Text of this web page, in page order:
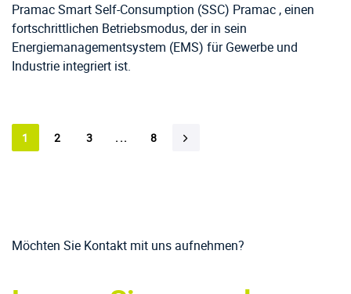
Pramac Smart Self-Consumption (SSC) Pramac , einen
fortschrittlichen Betriebsmodus, der in sein
Energiemanagementsystem (EMS) für Gewerbe und
Industrie integriert ist.
1 2 3 ... 8
Möchten Sie Kontakt mit uns aufnehmen?